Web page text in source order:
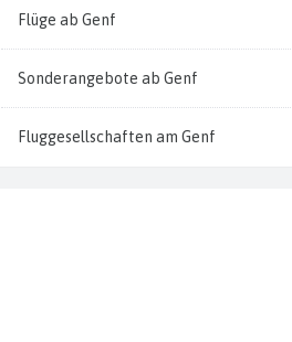
Flüge ab Genf
Sonderangebote ab Genf
Fluggesellschaften am Genf